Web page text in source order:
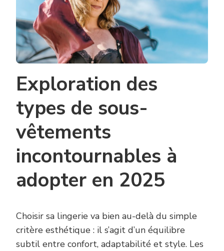
Exploration des
types de sous-
vêtements
incontournables à
adopter en 2025
Choisir sa lingerie va bien au-delà du simple
critère esthétique : il s’agit d’un équilibre
subtil entre confort, adaptabilité et style. Les